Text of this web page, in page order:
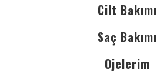
Cilt Bakımı
Saç Bakımı
Ojelerim